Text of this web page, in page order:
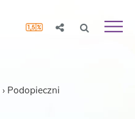
› Podopieczni